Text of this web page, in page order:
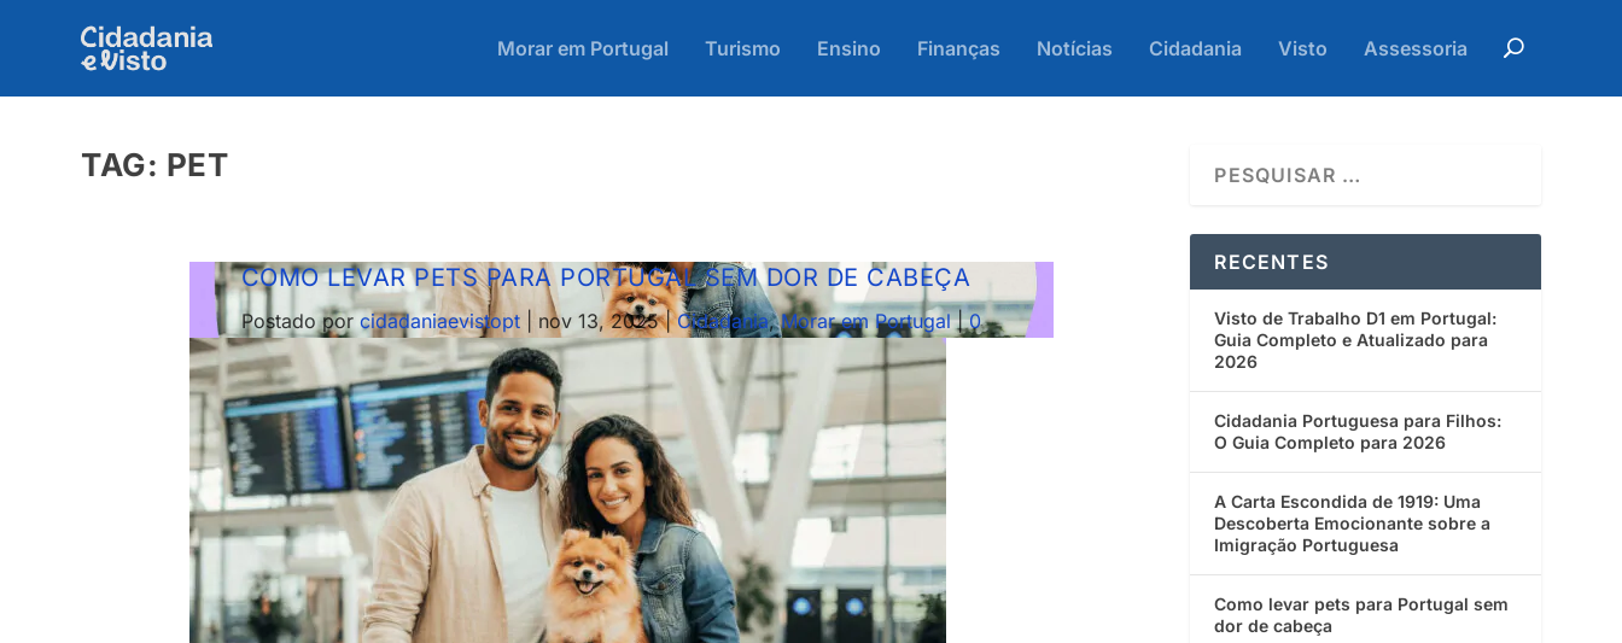
Morar em Portugal Turismo Ensino Finanças Notícias Cidadania Visto Assessoria
TAG: PET
COMO LEVAR PETS PARA PORTUGAL SEM DOR DE CABEÇA
Postado porcidadaniaevistopt| nov 13, 2025|Cidadania,Morar em Portugal|0
RECENTES
Visto de Trabalho D1 em Portugal:
Guia Completo e Atualizado para
2026
Cidadania Portuguesa para Filhos:
O Guia Completo para 2026
A Carta Escondida de 1919: Uma
Descoberta Emocionante sobre a
Imigração Portuguesa
Como levar pets para Portugal sem
dor de cabeça